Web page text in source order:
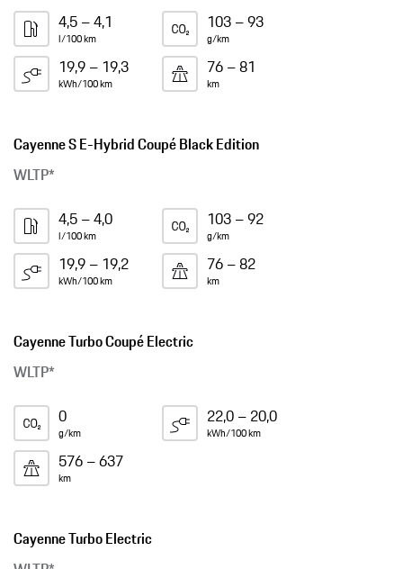
4,5 – 4,1
l/100 km
103 – 93
g/km
19,9 – 19,3
kWh/100 km
76 – 81
km
Cayenne S E-Hybrid Coupé Black Edition
WLTP*
4,5 – 4,0
l/100 km
103 – 92
g/km
19,9 – 19,2
kWh/100 km
76 – 82
km
Cayenne Turbo Coupé Electric
WLTP*
0
g/km
22,0 – 20,0
kWh/100 km
576 – 637
km
Cayenne Turbo Electric